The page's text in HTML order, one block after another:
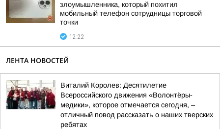
злоумышленника, который похитил
мобильный телефон сотрудницы торговой
точки
12:22
ЛЕНТА НОВОСТЕЙ
Виталий Королев: Десятилетие
Всероссийского движения «Волонтёры-
медики», которое отмечается сегодня, –
отличный повод рассказать о наших тверских
ребятах